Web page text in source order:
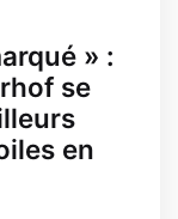
» :
se
en